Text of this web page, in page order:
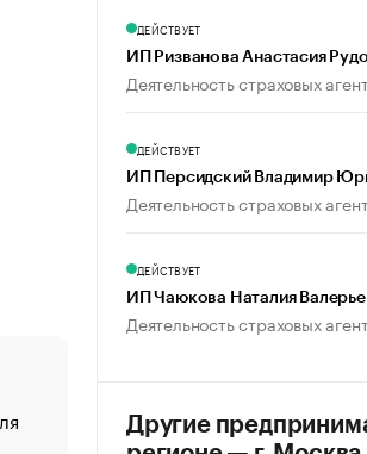
«От спорта тело стареет
создавшей GTA
ДЕЙСТВУЕТ
ИП Ризванова Анастасия
Деятельность страховых
ДЕЙСТВУЕТ
ИП Персидский Владимир
Деятельность страховых
ДЕЙСТВУЕТ
ИП Чаюкова Наталия
Деятельность страховых
Другие